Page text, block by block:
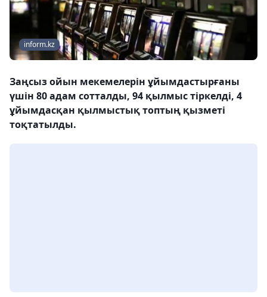
inform.kz
Заңсыз ойын мекемелерін ұйымдастырғаны
үшін 80 адам сотталды, 94 қылмыс тіркелді, 4
ұйымдасқан қылмыстық топтың қызметі
тоқтатылды.